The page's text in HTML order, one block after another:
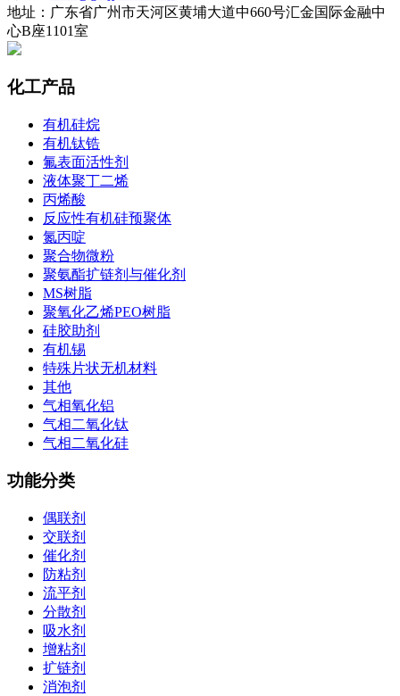
地址：广东省广州市天河区黄埔大道中660号汇金国际金融中
心B座1101室
化工产品
有机硅烷
有机钛锆
氟表面活性剂
液体聚丁二烯
丙烯酸
反应性有机硅预聚体
氮丙啶
聚合物微粉
聚氨酯扩链剂与催化剂
MS树脂
聚氧化乙烯PEO树脂
硅胶助剂
有机锡
特殊片状无机材料
其他
气相氧化铝
气相二氧化钛
气相二氧化硅
功能分类
偶联剂
交联剂
催化剂
防粘剂
流平剂
分散剂
吸水剂
增粘剂
扩链剂
消泡剂